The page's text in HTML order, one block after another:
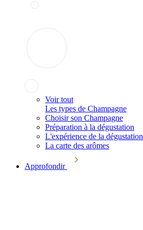
Voir tout
Les types de Champagne
Choisir son Champagne
Préparation à la dégustation
L'expérience de la dégustation
La carte des arômes
Approfondir